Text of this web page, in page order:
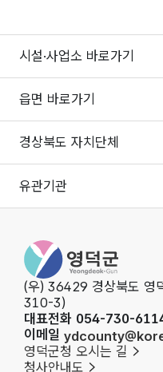
시설·사업소 바로가기
읍면 바로가기
경상북도 자치단체
유관기관
영덕군청
(우) 36429 경상북도 영
310-3)
대표전화 054-730-
이메일
영덕군청 오시는 길
청사안내도